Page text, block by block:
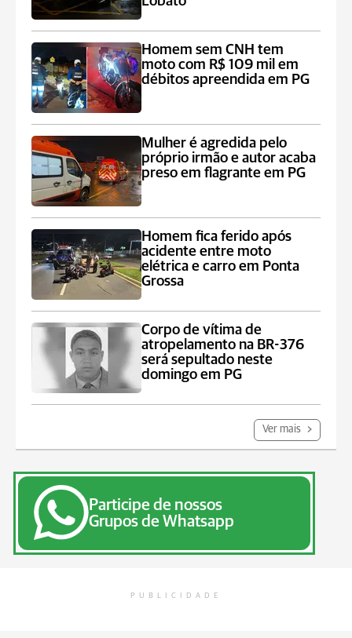
Homem sem CNH tem
moto com R$ 109 mil em
débitos apreendida em PG
Mulher é agredida pelo
próprio irmão e autor acaba
preso em flagrante em PG
Homem fica ferido após
acidente entre moto
elétrica e carro em Ponta
Grossa
Corpo de vítima de
atropelamento na BR-376
será sepultado neste
domingo em PG
Ver mais
Participe de nossos
Grupos de Whatsapp
PUBLICIDADE